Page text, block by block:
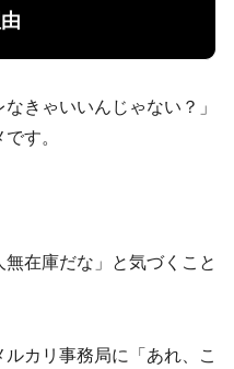
きゃいいんじゃない？」
す。
在庫だな」と気づくこと
カリ事務局に「あれ、こ